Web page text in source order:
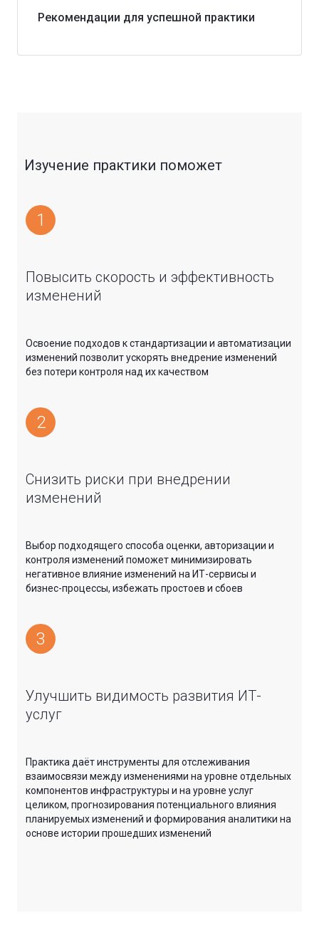
Рекомендации для успешной практики
Изучение практики поможет
1
Повысить скорость и эффективность
изменений
Освоение подходов к стандартизации и автоматизации
изменений позволит ускорять внедрение изменений
без потери контроля над их качеством
2
Снизить риски при внедрении
изменений
Выбор подходящего способа оценки, авторизации и
контроля изменений поможет минимизировать
негативное влияние изменений на ИТ-сервисы и
бизнес-процессы, избежать простоев и сбоев
3
Улучшить видимость развития ИТ-
услуг
Практика даёт инструменты для отслеживания
взаимосвязи между изменениями на уровне отдельных
компонентов инфраструктуры и на уровне услуг
целиком, прогнозирования потенциального влияния
планируемых изменений и формирования аналитики на
основе истории прошедших изменений